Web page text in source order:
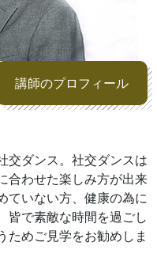
講師のプロフィール
交ダンス。社交ダンスは
合わせた楽しみ方が出来
ていない方、健康の為に
皆で素敵な時間を過ごし
ためご見学をお勧めしま